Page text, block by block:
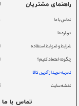
راهنمای مشتریان
تماس با ما
درباره ما
شرایط و ضوابط استفاده
چگونه اعتماد کنیم؟
تجربه خرید از آترین کالا
نقشه سایت
تماس با ما